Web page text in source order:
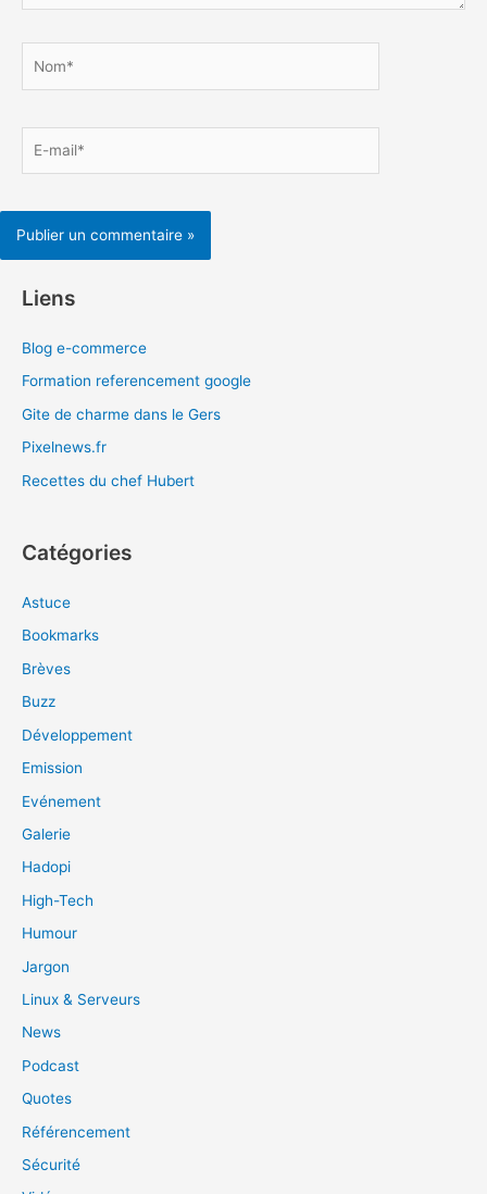
mail*
Liens
Blog e-commerce
Formation referencement google
Gite de charme dans le Gers
Pixelnews.fr
Recettes du chef Hubert
Catégories
Astuce
Bookmarks
Brèves
Buzz
Développement
Emission
Evénement
Galerie
Hadopi
High-Tech
Humour
Jargon
Linux & Serveurs
News
Podcast
Quotes
Référencement
Sécurité